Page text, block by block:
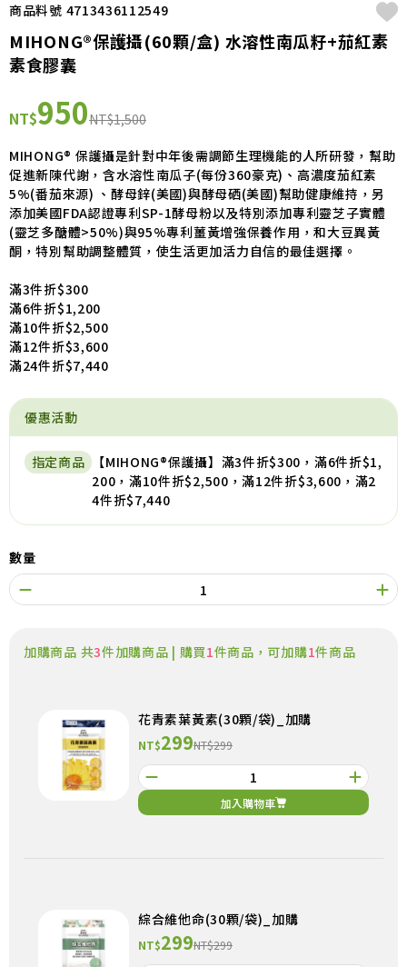
商品料號 4713436112549
MIHONG®保護攝(60顆/盒) 水溶性南瓜籽+茄紅素
素食膠囊
NT$950NT$1,500
MIHONG® 保護攝是針對中年後需調節生理機能的人所研發，幫助
促進新陳代謝，含水溶性南瓜子(每份360豪克)、高濃度茄紅素
5%(番茄來源) 、酵母鋅(美國)與酵母硒(美國)幫助健康維持，另
添加美國FDA認證專利SP-1酵母粉以及特別添加專利靈芝子實體
(靈芝多醣體>50%)與95%專利薑黃增強保養作用，和大豆異黃
酮，特別幫助調整體質，使生活更加活力自信的最佳選擇。
滿3件折$300
滿6件折$1,200
滿10件折$2,500
滿12件折$3,600
滿24件折$7,440
優惠活動
指定商品
【MIHONG®保護攝】滿3件折$300，滿6件折$1,
200，滿10件折$2,500，滿12件折$3,600，滿2
4件折$7,440
數量
加購商品 共3件加購商品 | 購買1件商品，可加購1件商品
花青素葉黃素(30顆/袋)_加購
NT$299NT$299
加入購物車
綜合維他命(30顆/袋)_加購
NT$299NT$299